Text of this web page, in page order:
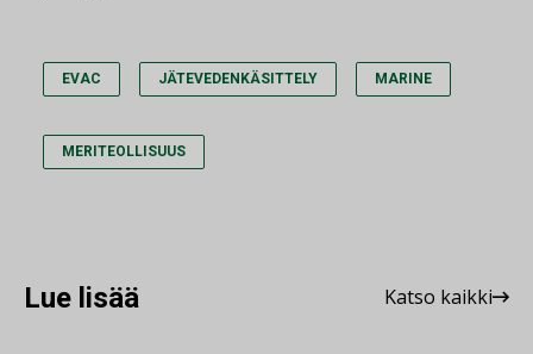
EVAC JÄTEVEDENKÄSITTELY MARINE
MERITEOLLISUUS
Lue lisää Katso kaikki